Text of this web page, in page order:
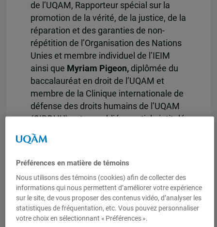
de l’UQAM, Rapporteur spécial sur la
promotion de la vérité, de la justice, de la
réparation et des garanties de non-
répétition de l’Organisation des Nations
Unies et membre individuel de l’IEIM
ainsi que Myriam Pigeon,diplômée du
baccalauréat en droit de l’UQAM et
membre de la Clinique internationale de
défense des droits humains de l’UQAM
(CIDDHU) ont co-publié un article intitulé
« De nouvelles pistes pour consolider les
voies de la justice transitionnelle » dans
Consulter l’article.
Préférences en matière de témoins
Nous utilisons des témoins (cookies) afin de collecter des
informations qui nous permettent d’améliorer votre expérience
sur le site, de vous proposer des contenus vidéo, d’analyser les
statistiques de fréquentation, etc. Vous pouvez personnaliser
votre choix en sélectionnant « Préférences ».